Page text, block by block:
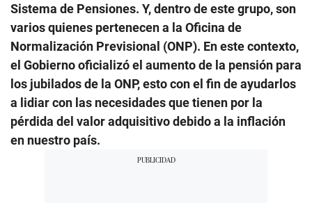
Sistema de Pensiones. Y, dentro de este grupo, son
varios quienes pertenecen a la Oficina de
Normalización Previsional (ONP). En este contexto,
el Gobierno oficializó el aumento de la pensión para
los jubilados de la ONP, esto con el fin de ayudarlos
a lidiar con las necesidades que tienen por la
pérdida del valor adquisitivo debido a la inflación
en nuestro país.